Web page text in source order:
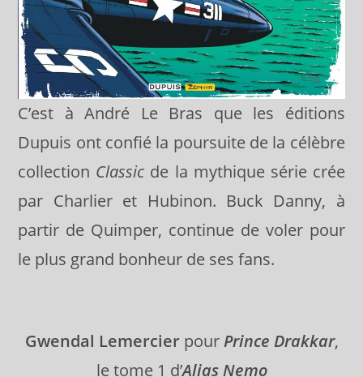
C’est à André Le Bras que les éditions
Dupuis ont confié la poursuite de la célèbre
collection Classic de la mythique série crée
par Charlier et Hubinon. Buck Danny, à
partir de Quimper, continue de voler pour
le plus grand bonheur de ses fans.
Gwendal LemercierpourPrince Drakkar,
le tome 1 d’Alias Nemo